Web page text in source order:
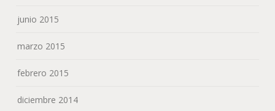
junio 2015
marzo 2015
febrero 2015
diciembre 2014